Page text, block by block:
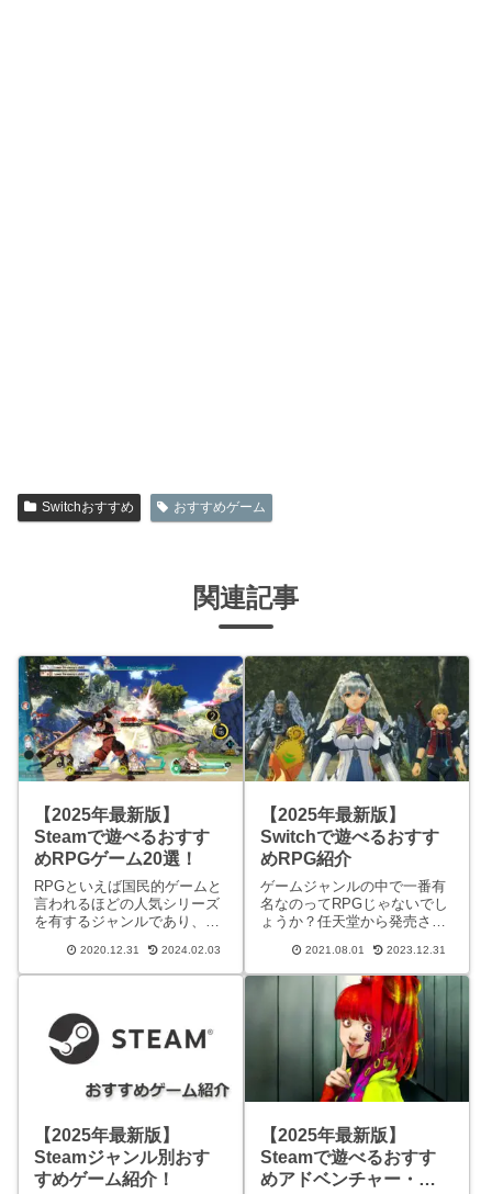
Switchおすすめ おすすめゲーム
関連記事
【2025年最新版】
めRPGゲーム20選！
RPGといえば国民的ゲームと
言われるほどの人気シリーズ
【2025年最新版】
めRPG紹介
ゲームジャンルの中で一番有
名なのってRPGじゃないでし